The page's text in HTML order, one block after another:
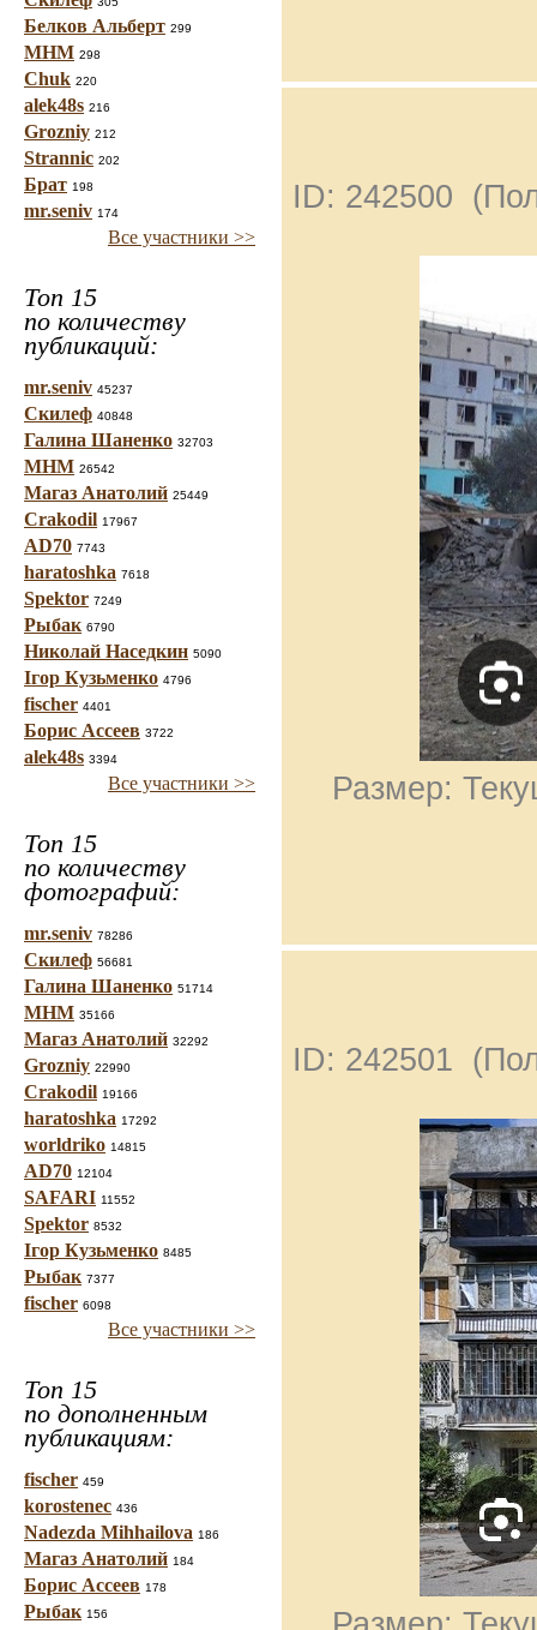
Белков Альберт 299
МНМ 298
Chuk 220
alek48s 216
Grozniy 212
Strannic 202
Брат 198
mr.seniv 174
Все участники >>
Топ 15
по количеству
публикаций:
mr.seniv 45237
Скилеф 40848
Галина Шаненко 32703
МНМ 26542
Магаз Анатолий 25449
Crakodil 17967
AD70 7743
haratoshka 7618
Spektor 7249
Рыбак 6790
Николай Наседкин 5090
Ігор Кузьменко 4796
fischer 4401
Борис Ассеев 3722
alek48s 3394
Все участники >>
Топ 15
по количеству
фотографий:
mr.seniv 78286
Скилеф 56681
Галина Шаненко 51714
МНМ 35166
Магаз Анатолий 32292
Grozniy 22990
Crakodil 19166
haratoshka 17292
worldriko 14815
AD70 12104
SAFARI 11552
Spektor 8532
Ігор Кузьменко 8485
Рыбак 7377
fischer 6098
Все участники >>
Топ 15
по дополненным
публикациям:
fischer 459
korostenec 436
Nadezda Mihhailova 186
Магаз Анатолий 184
Борис Ассеев 178
Рыбак 156
ID: 242500
Размер:
ID: 242501